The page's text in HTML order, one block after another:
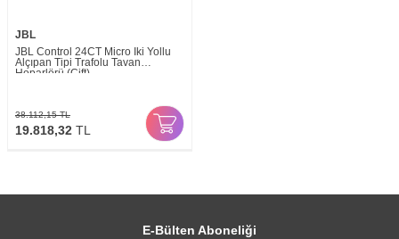
JBL
JBL Control 24CT Micro İki Yollu
Alçıpan Tipi Trafolu Tavan
Hoparlörü (Çift)
38.112,15TL
19.818,32 TL
E-Bülten Aboneliği